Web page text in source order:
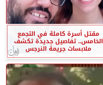
مقتل أسرة كاملة في التجمع
الخامس.. تفاصيل جديدة تكشف
ملابسات جريمة النرجس